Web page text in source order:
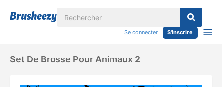
Se connecter S'inscrire
Set De Brosse Pour Animaux 2